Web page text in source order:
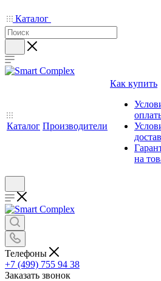
Каталог
Каталог Производители
Как купить
на
Телефоны
+7 (499) 755 94 38
Заказать звонок